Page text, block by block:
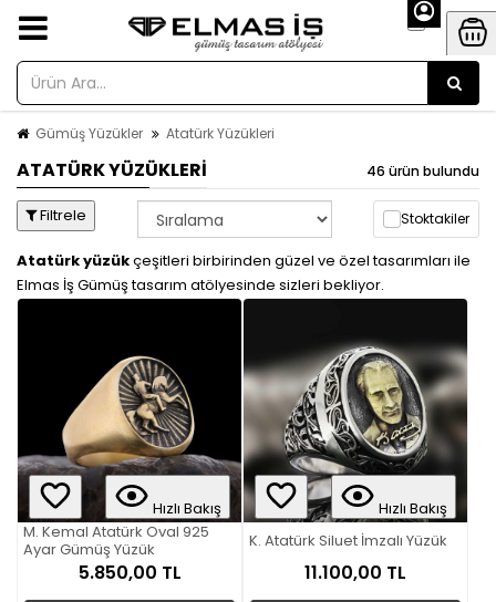
Gümüş Yüzükler Atatürk Yüzükleri
ATATÜRK YÜZÜKLERI 46 ürün bulundu
Filtrele Stoktakiler
Atatürk yüzükçeşitleri birbirinden güzel ve özel tasarımları ile
Elmas İş Gümüş tasarım atölyesinde sizleri bekliyor.
Hızlı Bakış
M. Kemal Atatürk Oval 925
Ayar Gümüş Yüzük
5.850,00 TL
Hızlı Bakış
K. Atatürk Siluet İmzalı Yüzük
11.100,00 TL